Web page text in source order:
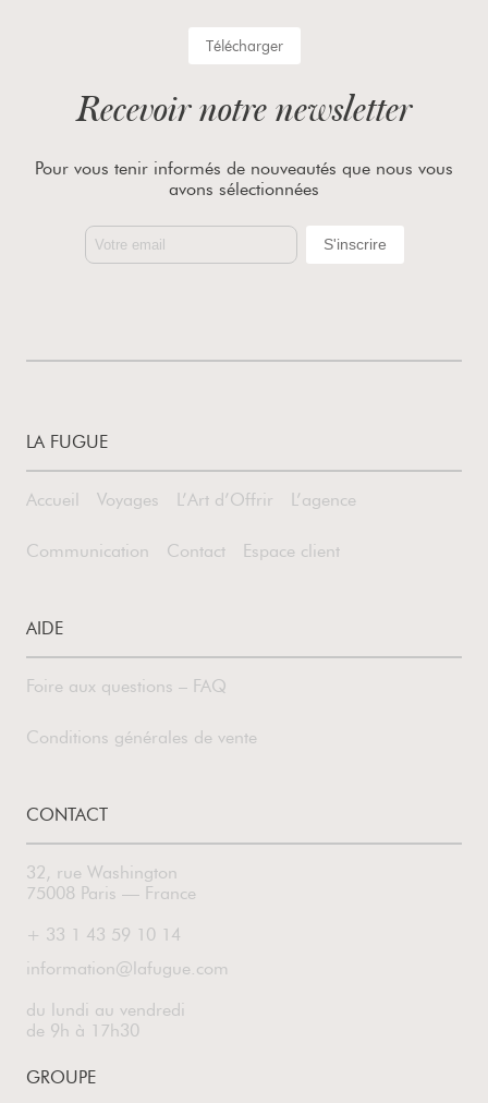
Télécharger
Recevoir notre newsletter
Pour vous tenir informés de nouveautés que nous vous
avons sélectionnées
LA FUGUE
Accueil Voyages L’Art d’Offrir L’agence
Communication Contact Espace client
AIDE
Foire aux questions – FAQ
Conditions générales de vente
CONTACT
32, rue Washington
75008 Paris — France
+ 33 1 43 59 10 14
information@lafugue.com
du lundi au vendredi
de 9h à 17h30
GROUPE